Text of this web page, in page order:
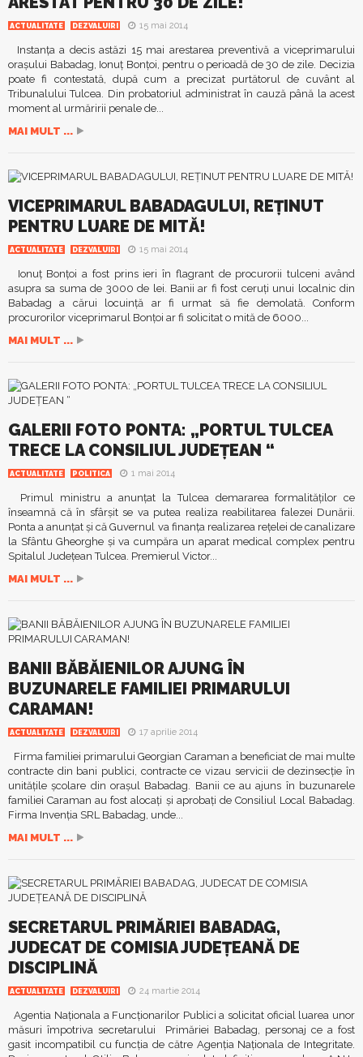
ACTUALITATE DEZVALUIRI 15 mai 2014
Instanţa a decis astăzi 15 mai arestarea preventivă a viceprimarului
oraşului Babadag, Ionuţ Bonţoi, pentru o perioadă de 30 de zile. Decizia
poate fi contestată, după cum a precizat purtătorul de cuvânt al
Tribunalului Tulcea. Din probatoriul administrat în cauză până la acest
moment al urmăririi penale de...
MAI MULT ...
VICEPRIMARUL BABADAGULUI, REŢINUT
PENTRU LUARE DE MITĂ!
ACTUALITATE DEZVALUIRI 15 mai 2014
Ionuţ Bonţoi a fost prins ieri în flagrant de procurorii tulceni având
asupra sa suma de 3000 de lei. Banii ar fi fost ceruţi unui localnic din
Babadag a cărui locuinţă ar fi urmat să fie demolată. Conform
procurorilor viceprimarul Bonţoi ar fi solicitat o mită de 6000...
MAI MULT ...
GALERII FOTO PONTA: „PORTUL TULCEA
TRECE LA CONSILIUL JUDEŢEAN “
ACTUALITATE POLITICA 1 mai 2014
Primul ministru a anunţat la Tulcea demararea formalităţilor ce
înseamnă că în sfârşit se va putea realiza reabilitarea falezei Dunării.
Ponta a anunţat şi că Guvernul va finanţa realizarea reţelei de canalizare
la Sfântu Gheorghe şi va cumpăra un aparat medical complex pentru
Spitalul Judeţean Tulcea. Premierul Victor...
MAI MULT ...
BANII BĂBĂIENILOR AJUNG ÎN
BUZUNARELE FAMILIEI PRIMARULUI
CARAMAN!
ACTUALITATE DEZVALUIRI 17 aprilie 2014
Firma familiei primarului Georgian Caraman a beneficiat de mai multe
contracte din bani publici, contracte ce vizau servicii de dezinsecţie în
unităţile şcolare din oraşul Babadag. Banii ce au ajuns în buzunarele
familiei Caraman au fost alocaţi şi aprobaţi de Consiliul Local Babadag.
Firma Invenţia SRL Babadag, unde...
MAI MULT ...
SECRETARUL PRIMĂRIEI BABADAG,
JUDECAT DE COMISIA JUDEŢEANĂ DE
DISCIPLINĂ
ACTUALITATE DEZVALUIRI 24 martie 2014
Agentia Naţionala a Funcţionarilor Publici a solicitat oficial luarea unor
măsuri împotriva secretarului Primăriei Babadag, personaj ce a fost
gasit incompatibil cu funcţia de către Agenţia Naţionala de Integritate.